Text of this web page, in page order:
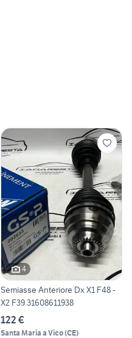
4
Semiasse Anteriore Dx X1 F48 -
X2 F39 31608611938
122 €
Santa Maria a Vico(CE)